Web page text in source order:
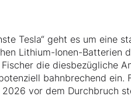
Tesla“ geht es um eine
Lithium-Ionen-Batterien
die diesbezügliche
bahnbrechend
vor dem Durchbruch